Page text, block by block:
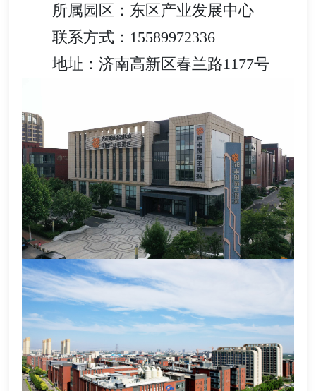
所属园区：东区产业发展中心
联系方式：15589972336
地址：济南高新区春兰路1177号